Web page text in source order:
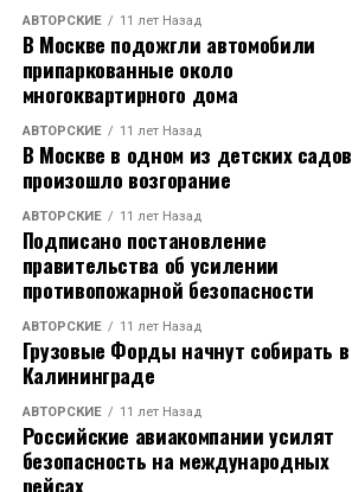
АВТОРСКИЕ 11 лет Назад
В Москве подожгли автомобили
припаркованные около
многоквартирного дома
АВТОРСКИЕ 11 лет Назад
В Москве в одном из детских садов
произошло возгорание
АВТОРСКИЕ 11 лет Назад
Подписано постановление
правительства об усилении
противопожарной безопасности
АВТОРСКИЕ 11 лет Назад
Грузовые Форды начнут собирать в
Калининграде
АВТОРСКИЕ 11 лет Назад
Российские авиакомпании усилят
безопасность на международных
рейсах